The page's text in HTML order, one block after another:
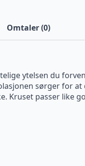
Omtaler (0)
ytelsen du
sørger for
Kruset passer like